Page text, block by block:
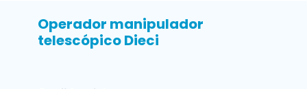
Operador manipulador
telescópico Dieci